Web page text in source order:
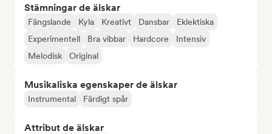
Stämningar de älskar
Fängslande Kyla Kreativt Dansbar
Eklektiska
Experimentell
Bra vibbar Hardcore
Intensiv
Melodisk
Original
Musikaliska egenskaper de älskar
Instrumental Färdigt spår
Attribut de älskar